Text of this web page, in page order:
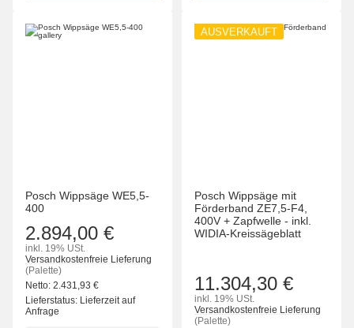
Posch Wippsäge WE5,5-
400
2.894,00 €
inkl. 19% USt.
Versandkostenfreie Lieferung
(Palette)
Netto: 2.431,93 €
Lieferstatus: Lieferzeit auf
Anfrage
AUSVERKAUFT
Posch Wippsäge mit
Förderband ZE7,5-F4,
400V + Zapfwelle - inkl.
WIDIA-Kreissägeblatt
11.304,30 €
inkl. 19% USt.
Versandkostenfreie Lieferung
(Palette)